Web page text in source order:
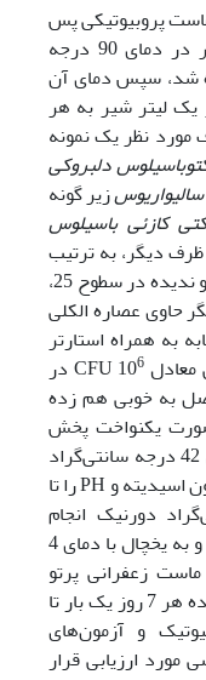
پروبیوتیکی پس
از تهیه هفت ظرف استریل، ابتدا شیر در دمای 90 درجه
پاستوریزه شد، سپس دمای آن
یک لیتر شیر به هر
نظر یک نمونه
دلبروکی
زیر گونه
کازئی باسیلوس
دیگر، به ترتیب
سه ظرف حاوی عصاره الکلی زعفران پرتو ندیده در سطوح 25،
حاوی عصاره الکلی
به همراه استارتر
10
6
CFU در
به خوبی هم زده
یکنواخت پخش
گردد. تمام ظرف‌ها در گرمخانه با دمای 42 درجه سانتی‌گراد
قرار داده شد. هر دو ساعت یک بار آزمون اسیدیته و PH را تا
درجه سانتی‌گراد دورنیک انجام
گردید. سپس نمونه‌ها از گرمخانه خارج و به یخچال با دمای 4
زعفرانی پرتو
دیده و پرتو ندیده پروبیوتیکی تولید شده هر 7 روز یک بار تا
و آزمون‌های
مورد ارزیابی قرار